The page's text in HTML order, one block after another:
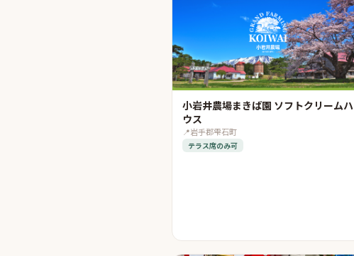
小岩井農場まきば園 ソフトクリームハ
ウス
📍岩手郡雫石町
テラス席のみ可